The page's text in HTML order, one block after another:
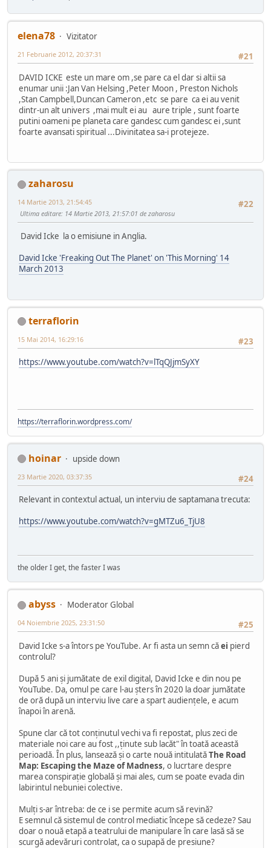
elena78
Vizitator
#21
21 Februarie 2012, 20:37:31
DAVID ICKE este un mare om ,se pare ca el dar si altii sa
enumar unii :Jan Van Helsing ,Peter Moon , Preston Nichols
,Stan Campbell,Duncan Cameron ,etc se pare ca ei au venit
dintr-un alt univers ,mai mult ei au aure triple , sunt foarte
putini oameni pe planeta care gandesc cum gandesc ei ,sunt
foarte avansati spiritual ...Divinitatea sa-i protejeze.
zaharosu
#22
14 Martie 2013, 21:54:45
Ultima editare: 14 Martie 2013, 21:57:01 de zaharosu
David Icke la o emisiune in Anglia.
David Icke 'Freaking Out The Planet' on 'This Morning' 14
March 2013
terraflorin
#23
15 Mai 2014, 16:29:16
https://www.youtube.com/watch?v=lTqQJjmSyXY
https://terraflorin.wordpress.com/
hoinar
upside down
#24
23 Martie 2020, 03:37:35
Relevant in contextul actual, un interviu de saptamana trecuta:
https://www.youtube.com/watch?v=gMTZu6_TjU8
the older I get, the faster I was
abyss
Moderator Global
#25
04 Noiembrie 2025, 23:31:50
David Icke s-a întors pe YouTube. Ar fi asta un semn căei pierd
controlul?
După 5 ani și jumătate de exil digital, David Icke e din nou pe
YouTube. Da, omul pe care l-au șters în 2020 la doar jumătate
de oră după un interviu live care a spart audiențele, e acum
înapoi în arenă.
Spune clar că tot conținutul vechi va fi repostat, plus zeci de
materiale noi care au fost ,,ținute sub lacăt" în toată această
perioadă. În plus, lansează și o carte nouă intitulatăThe Road
Map: Escaping the Maze of Madness, o lucrtare despre
marea conspirație globală și mai ales, cum se poate evada din
labirintul nebuniei colective.
Mulți s-ar întreba: de ce i se permite acum să revină?
E semnul că sistemul de control mediatic începe să cedeze? Sau
doar o nouă etapă a teatrului de manipulare în care lasă să se
scurgă adevăruri controlat, ca o supapă de presiune?